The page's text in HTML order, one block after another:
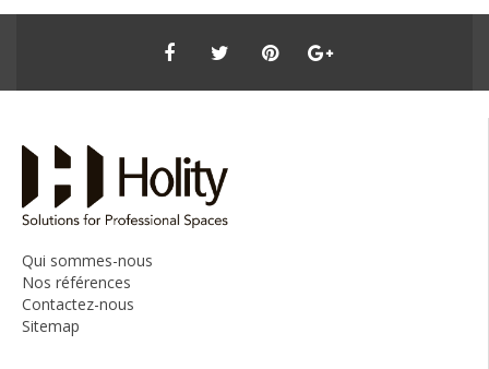
Qui sommes-nous
Nos références
Contactez-nous
Sitemap